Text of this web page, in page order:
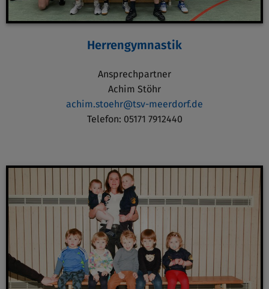
Herrengymnastik
Ansprechpartner
Achim Stöhr
achim.stoehr@tsv-meerdorf.de
Telefon: 05171 7912440